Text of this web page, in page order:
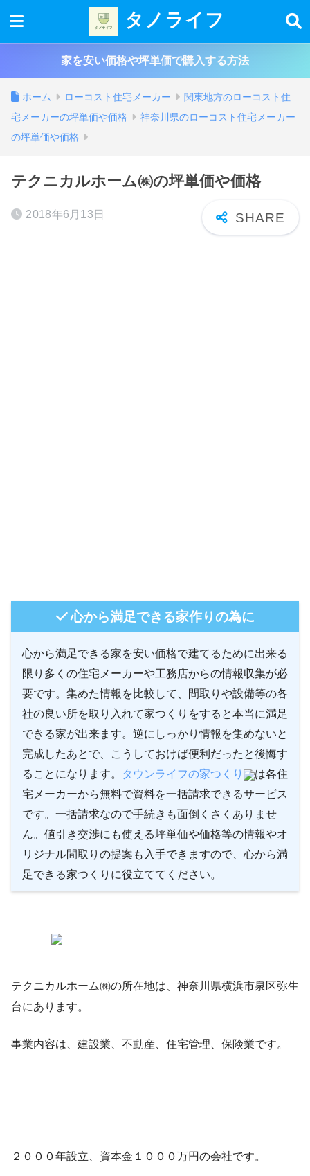
タノライフ
家を安い価格や坪単価で購入する方法
ホーム ローコスト住宅メーカー
関東地方のローコスト住
宅メーカーの坪単価や価格
神奈川県のローコスト住宅メーカー
の坪単価や価格
テクニカルホーム㈱の坪単価や価格
2018年6月13日
心から満足できる家作りの為に
心から満足できる家を安い価格で建てるために出来る
限り多くの住宅メーカーや工務店からの情報収集が必
要です。集めた情報を比較して、間取りや設備等の各
社の良い所を取り入れて家つくりをすると本当に満足
できる家が出来ます。逆にしっかり情報を集めないと
完成したあとで、こうしておけば便利だったと後悔す
ることになります。
タウンライフの家つくり
は各住
宅メーカーから無料で資料を一括請求できるサービス
です。一括請求なので手続きも面倒くさくありませ
ん。値引き交渉にも使える坪単価や価格等の情報やオ
リジナル間取りの提案も入手できますので、心から満
足できる家つくりに役立ててください。
テクニカルホーム㈱の所在地は、神奈川県横浜市泉区弥生
台にあります。
事業内容は、建設業、不動産、住宅管理、保険業です。
２０００年設立、資本金１０００万円の会社です。